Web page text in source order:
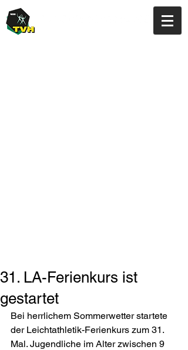
31. LA-Ferienkurs ist
gestartet
Bei herrlichem Sommerwetter startete
der Leichtathletik-Ferienkurs zum 31.
Mal. Jugendliche im Alter zwischen 9